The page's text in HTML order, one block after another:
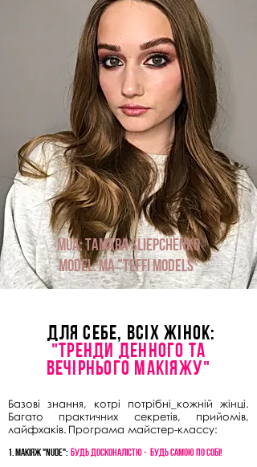
MUA: Tamara Sliepchenko
Model: MA "Teffi Models"
Для себе, ВСІХ ЖІНОК:
"Тренди денного та
ВЕЧІРНЬОГО МАКІЯЖУ"
Базові знання, котрі потрібні_кожній жінці.
Багато практичних секретів, прийомів,
лайфхаків. Програма майстер-классу:
1. МакІяж "Nude": Будь досконалІстю - будь самою пособІ!